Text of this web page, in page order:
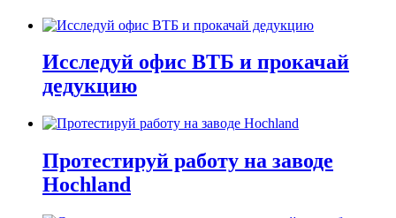
Исследуй офис ВТБ и прокачай
дедукцию
Протестируй работу на заводе
Hochland